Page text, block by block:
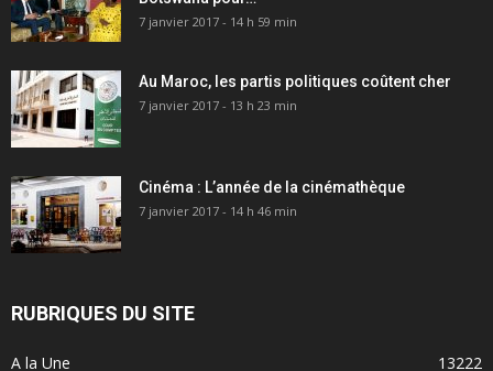
7 janvier 2017 - 14 h 59 min
Au Maroc, les partis politiques coûtent cher
7 janvier 2017 - 13 h 23 min
Cinéma : L’année de la cinémathèque
7 janvier 2017 - 14 h 46 min
RUBRIQUES DU SITE
A la Une
13222